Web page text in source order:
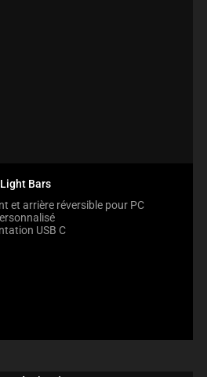
Bars
et arrière réversible pour PC
USB C